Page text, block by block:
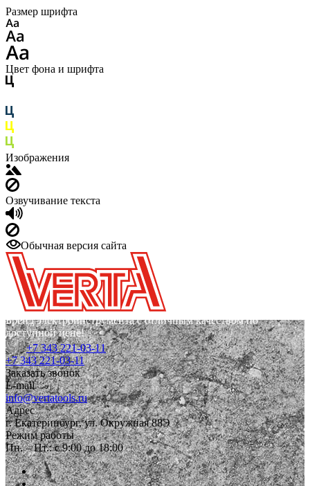
Размер шрифта
Цвет фона и шрифта
Изображения
Озвучивание текста
Обычная версия сайта
Бренд электроинструмента с отличным качеством по
доступной цене!
+7 343 221-03-11
+7 343 221-03-11
Заказать звонок
E-mail
info@vertatools.ru
Адрес
г. Екатеринбург, ул. Окружная 88Э
Режим работы
Пн. – Пт.: с 9:00 до 18:00